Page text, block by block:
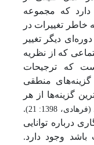
که مجموعه
تغییرات در
دیگر تغییر
که از نظریه
که ترجیحات
گزینه‌های منطقی
گزینه‌ها از هر
(فرهادی، 1398: 21)
.
درباره توانایی
باشد وجود دارد.